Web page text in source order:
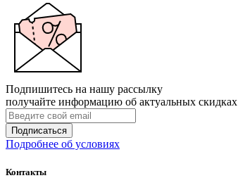
Подпишитесь на нашу рассылку
получайте информацию об актуальных скидках
Подписаться
Подробнее об условиях
Контакты